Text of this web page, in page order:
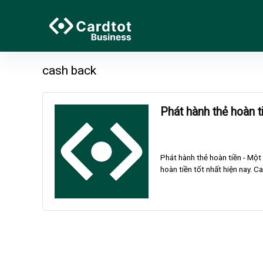
cash back
Phát hành thẻ hoàn
Phát hành thẻ hoàn tiền -
hoàn tiền tốt nhất hiện nay.